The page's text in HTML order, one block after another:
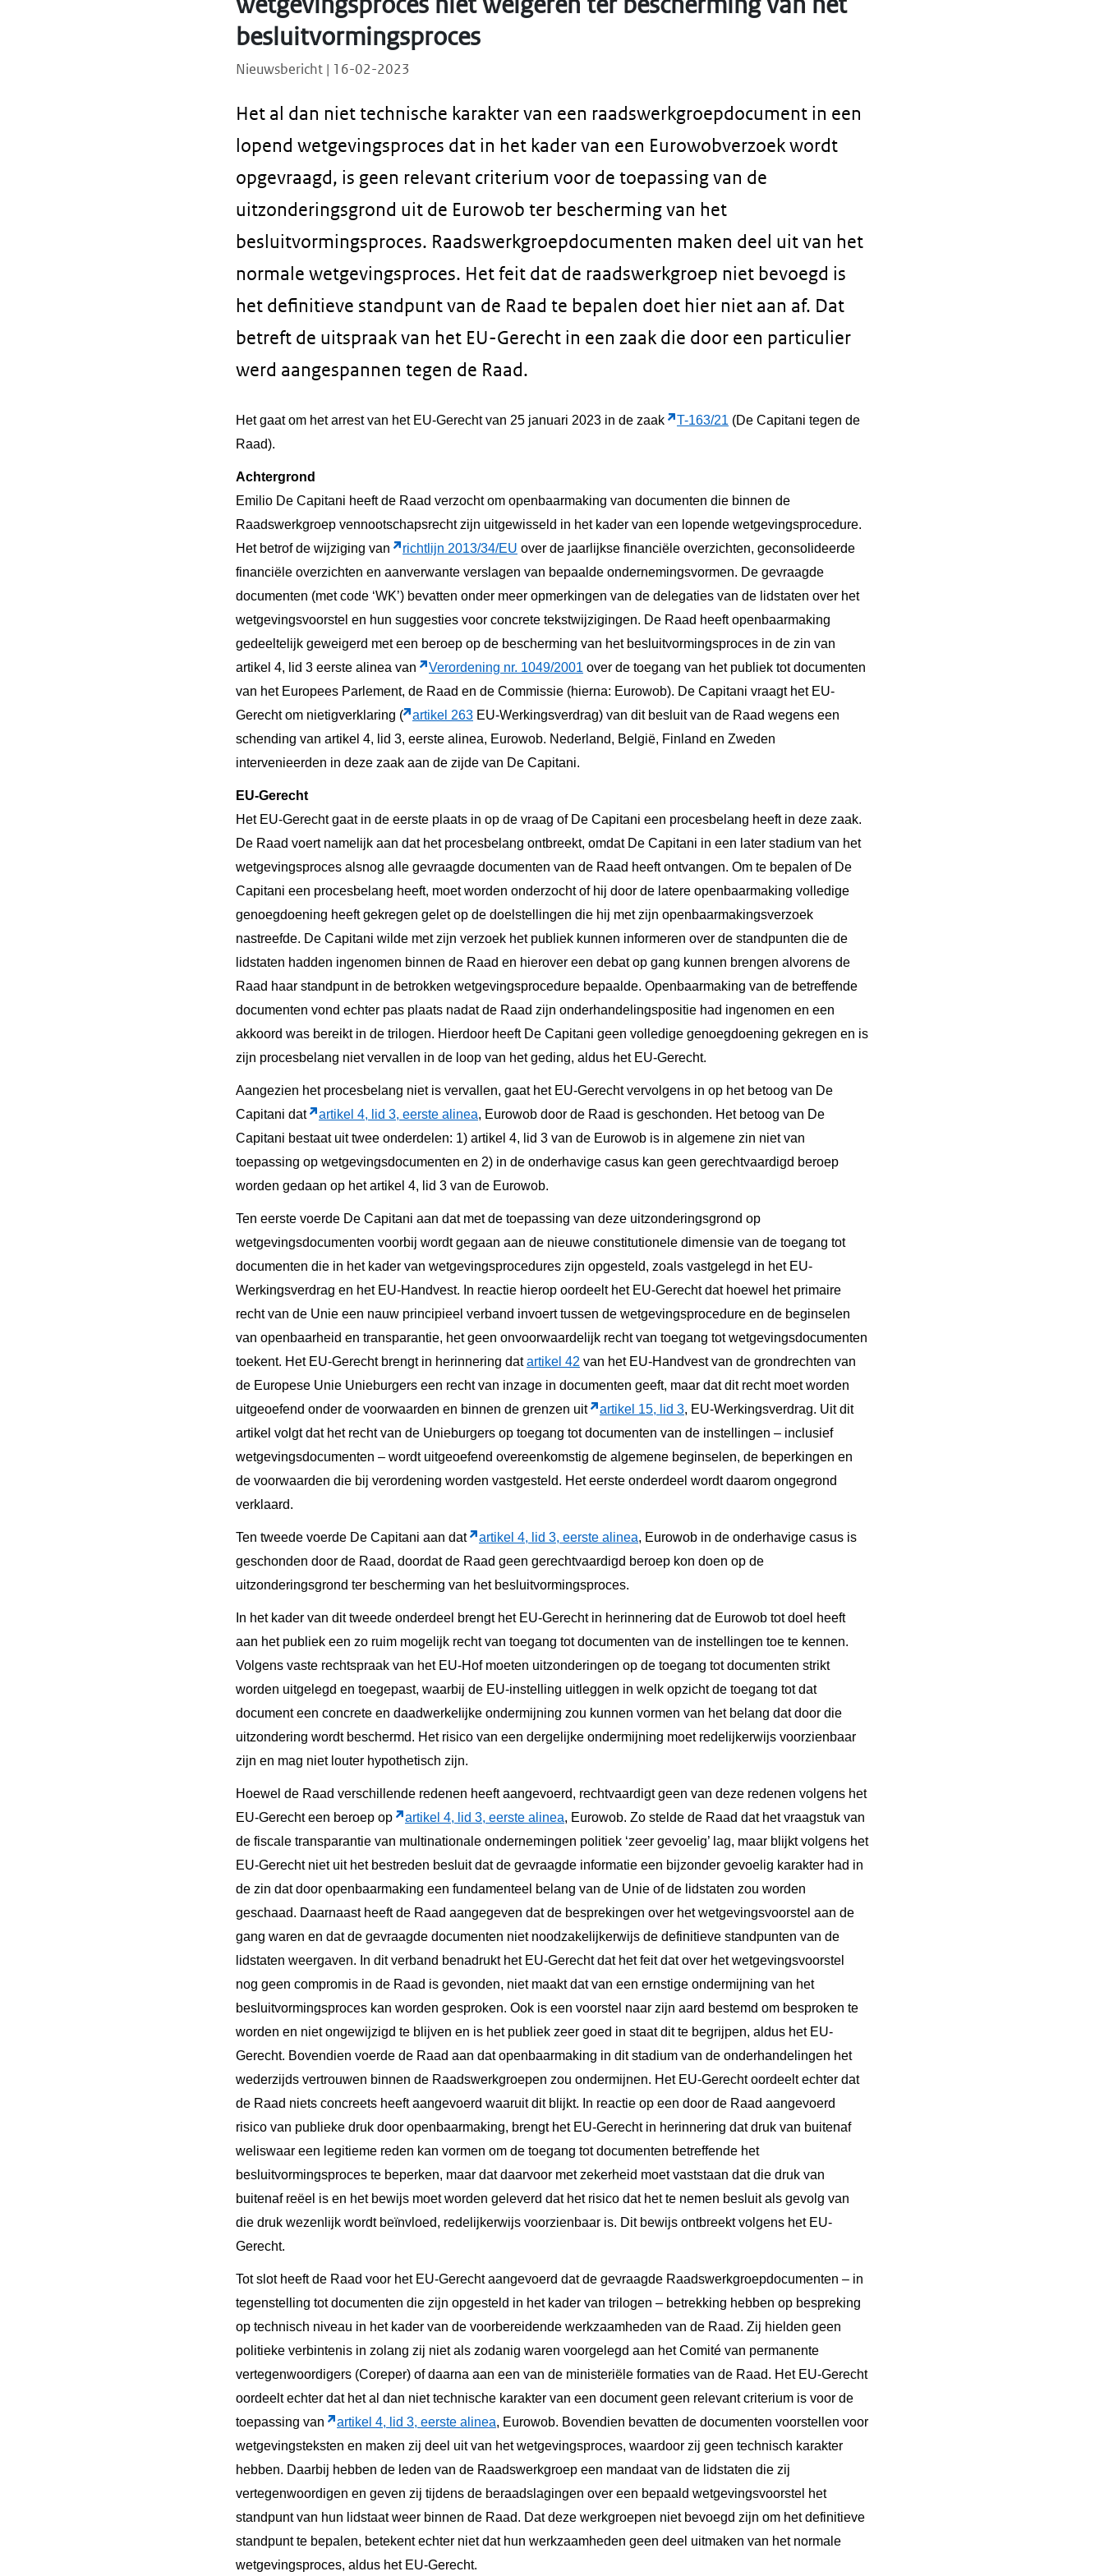
besluitvormingsproces
Nieuwsbericht | 16-02-2023
Het al dan niet technische karakter van een raadswerkgroepdocument in een
lopend wetgevingsproces dat in het kader van een Eurowobverzoek wordt
opgevraagd, is geen relevant criterium voor de toepassing van de
uitzonderingsgrond uit de Eurowob ter bescherming van het
besluitvormingsproces. Raadswerkgroepdocumenten maken deel uit van het
normale wetgevingsproces. Het feit dat de raadswerkgroep niet bevoegd is
het definitieve standpunt van de Raad te bepalen doet hier niet aan af. Dat
betreft de uitspraak van het EU-Gerecht in een zaak die door een particulier
werd aangespannen tegen de Raad.
Het gaat om het arrest van het EU-Gerecht van 25 januari 2023 in de zaak T-163/21 (De Capitani tegen de
Raad).
Achtergrond
Emilio De Capitani heeft de Raad verzocht om openbaarmaking van documenten die binnen de
Raadswerkgroep vennootschapsrecht zijn uitgewisseld in het kader van een lopende wetgevingsprocedure.
Het betrof de wijziging van
richtlijn 2013/34/EU over de jaarlijkse financiële overzichten, geconsolideerde
financiële overzichten en aanverwante verslagen van bepaalde ondernemingsvormen. De gevraagde
documenten (met code ‘WK’) bevatten onder meer opmerkingen van de delegaties van de lidstaten over het
wetgevingsvoorstel en hun suggesties voor concrete tekstwijzigingen. De Raad heeft openbaarmaking
gedeeltelijk geweigerd met een beroep op de bescherming van het besluitvormingsproces in de zin van
artikel 4, lid 3 eerste alinea van
Verordening nr. 1049/2001 over de toegang van het publiek tot documenten
van het Europees Parlement, de Raad en de Commissie (hierna: Eurowob). De Capitani vraagt het EU-
Gerecht om nietigverklaring (
artikel 263 EU-Werkingsverdrag) van dit besluit van de Raad wegens een
schending van artikel 4, lid 3, eerste alinea, Eurowob. Nederland, België, Finland en Zweden
intervenieerden in deze zaak aan de zijde van De Capitani.
EU-Gerecht
Het EU-Gerecht gaat in de eerste plaats in op de vraag of De Capitani een procesbelang heeft in deze zaak.
De Raad voert namelijk aan dat het procesbelang ontbreekt, omdat De Capitani in een later stadium van het
wetgevingsproces alsnog alle gevraagde documenten van de Raad heeft ontvangen. Om te bepalen of De
Capitani een procesbelang heeft, moet worden onderzocht of hij door de latere openbaarmaking volledige
genoegdoening heeft gekregen gelet op de doelstellingen die hij met zijn openbaarmakingsverzoek
nastreefde. De Capitani wilde met zijn verzoek het publiek kunnen informeren over de standpunten die de
lidstaten hadden ingenomen binnen de Raad en hierover een debat op gang kunnen brengen alvorens de
Raad haar standpunt in de betrokken wetgevingsprocedure bepaalde. Openbaarmaking van de betreffende
documenten vond echter pas plaats nadat de Raad zijn onderhandelingspositie had ingenomen en een
akkoord was bereikt in de trilogen. Hierdoor heeft De Capitani geen volledige genoegdoening gekregen en is
zijn procesbelang niet vervallen in de loop van het geding, aldus het EU-Gerecht.
Aangezien het procesbelang niet is vervallen, gaat het EU-Gerecht vervolgens in op het betoog van De
Capitani dat
artikel 4, lid 3, eerste alinea, Eurowob door de Raad is geschonden. Het betoog van De
Capitani bestaat uit twee onderdelen: 1) artikel 4, lid 3 van de Eurowob is in algemene zin niet van
toepassing op wetgevingsdocumenten en 2) in de onderhavige casus kan geen gerechtvaardigd beroep
worden gedaan op het artikel 4, lid 3 van de Eurowob.
Ten eerste voerde De Capitani aan dat met de toepassing van deze uitzonderingsgrond op
wetgevingsdocumenten voorbij wordt gegaan aan de nieuwe constitutionele dimensie van de toegang tot
documenten die in het kader van wetgevingsprocedures zijn opgesteld, zoals vastgelegd in het EU-
Werkingsverdrag en het EU-Handvest. In reactie hierop oordeelt het EU-Gerecht dat hoewel het primaire
recht van de Unie een nauw principieel verband invoert tussen de wetgevingsprocedure en de beginselen
van openbaarheid en transparantie, het geen onvoorwaardelijk recht van toegang tot wetgevingsdocumenten
toekent. Het EU-Gerecht brengt in herinnering datartikel 42 van het EU-Handvest van de grondrechten van
de Europese Unie Unieburgers een recht van inzage in documenten geeft, maar dat dit recht moet worden
uitgeoefend onder de voorwaarden en binnen de grenzen uit
artikel 15, lid 3, EU-Werkingsverdrag. Uit dit
artikel volgt dat het recht van de Unieburgers op toegang tot documenten van de instellingen – inclusief
wetgevingsdocumenten – wordt uitgeoefend overeenkomstig de algemene beginselen, de beperkingen en
de voorwaarden die bij verordening worden vastgesteld. Het eerste onderdeel wordt daarom ongegrond
verklaard.
Ten tweede voerde De Capitani aan dat artikel 4, lid 3, eerste alinea, Eurowob in de onderhavige casus is
geschonden door de Raad, doordat de Raad geen gerechtvaardigd beroep kon doen op de
uitzonderingsgrond ter bescherming van het besluitvormingsproces.
In het kader van dit tweede onderdeel brengt het EU-Gerecht in herinnering dat de Eurowob tot doel heeft
aan het publiek een zo ruim mogelijk recht van toegang tot documenten van de instellingen toe te kennen.
Volgens vaste rechtspraak van het EU-Hof moeten uitzonderingen op de toegang tot documenten strikt
worden uitgelegd en toegepast, waarbij de EU-instelling uitleggen in welk opzicht de toegang tot dat
document een concrete en daadwerkelijke ondermijning zou kunnen vormen van het belang dat door die
uitzondering wordt beschermd. Het risico van een dergelijke ondermijning moet redelijkerwijs voorzienbaar
zijn en mag niet louter hypothetisch zijn.
Hoewel de Raad verschillende redenen heeft aangevoerd, rechtvaardigt geen van deze redenen volgens het
EU-Gerecht een beroep op
artikel 4, lid 3, eerste alinea, Eurowob. Zo stelde de Raad dat het vraagstuk van
de fiscale transparantie van multinationale ondernemingen politiek ‘zeer gevoelig’ lag, maar blijkt volgens het
EU-Gerecht niet uit het bestreden besluit dat de gevraagde informatie een bijzonder gevoelig karakter had in
de zin dat door openbaarmaking een fundamenteel belang van de Unie of de lidstaten zou worden
geschaad. Daarnaast heeft de Raad aangegeven dat de besprekingen over het wetgevingsvoorstel aan de
gang waren en dat de gevraagde documenten niet noodzakelijkerwijs de definitieve standpunten van de
lidstaten weergaven. In dit verband benadrukt het EU-Gerecht dat het feit dat over het wetgevingsvoorstel
nog geen compromis in de Raad is gevonden, niet maakt dat van een ernstige ondermijning van het
besluitvormingsproces kan worden gesproken. Ook is een voorstel naar zijn aard bestemd om besproken te
worden en niet ongewijzigd te blijven en is het publiek zeer goed in staat dit te begrijpen, aldus het EU-
Gerecht. Bovendien voerde de Raad aan dat openbaarmaking in dit stadium van de onderhandelingen het
wederzijds vertrouwen binnen de Raadswerkgroepen zou ondermijnen. Het EU-Gerecht oordeelt echter dat
de Raad niets concreets heeft aangevoerd waaruit dit blijkt. In reactie op een door de Raad aangevoerd
risico van publieke druk door openbaarmaking, brengt het EU-Gerecht in herinnering dat druk van buitenaf
weliswaar een legitieme reden kan vormen om de toegang tot documenten betreffende het
besluitvormingsproces te beperken, maar dat daarvoor met zekerheid moet vaststaan dat die druk van
buitenaf reëel is en het bewijs moet worden geleverd dat het risico dat het te nemen besluit als gevolg van
die druk wezenlijk wordt beïnvloed, redelijkerwijs voorzienbaar is. Dit bewijs ontbreekt volgens het EU-
Gerecht.
Tot slot heeft de Raad voor het EU-Gerecht aangevoerd dat de gevraagde Raadswerkgroepdocumenten – in
tegenstelling tot documenten die zijn opgesteld in het kader van trilogen – betrekking hebben op bespreking
op technisch niveau in het kader van de voorbereidende werkzaamheden van de Raad. Zij hielden geen
politieke verbintenis in zolang zij niet als zodanig waren voorgelegd aan het Comité van permanente
vertegenwoordigers (Coreper) of daarna aan een van de ministeriële formaties van de Raad. Het EU-Gerecht
oordeelt echter dat het al dan niet technische karakter van een document geen relevant criterium is voor de
toepassing van
artikel 4, lid 3, eerste alinea, Eurowob. Bovendien bevatten de documenten voorstellen voor
wetgevingsteksten en maken zij deel uit van het wetgevingsproces, waardoor zij geen technisch karakter
hebben. Daarbij hebben de leden van de Raadswerkgroep een mandaat van de lidstaten die zij
vertegenwoordigen en geven zij tijdens de beraadslagingen over een bepaald wetgevingsvoorstel het
standpunt van hun lidstaat weer binnen de Raad. Dat deze werkgroepen niet bevoegd zijn om het definitieve
standpunt te bepalen, betekent echter niet dat hun werkzaamheden geen deel uitmaken van het normale
wetgevingsproces, aldus het EU-Gerecht.